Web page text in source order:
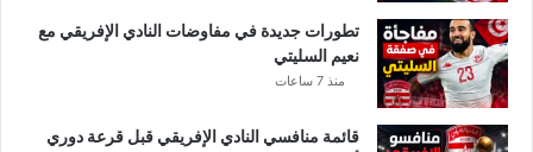
ح
a
a
b
تطورات جديدة في مفاوضات النادي الإفريقي مع
نعيم السليتي
منذ 7 ساعات
قائمة منافسي النادي الإفريقي قبل قرعة دوري